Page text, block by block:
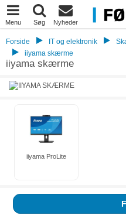
Menu Søg Nyheder
Forside IT og elektronik
iiyama skærme
iiyama skærme
iiyama ProLite